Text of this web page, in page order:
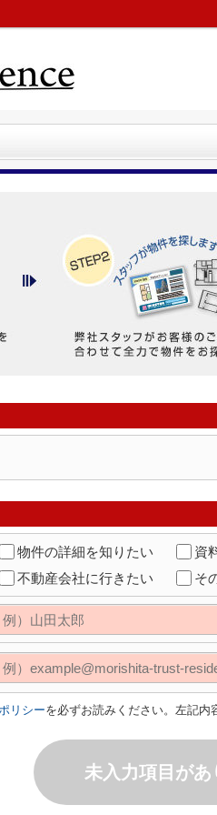
物件の詳細を知りたい 資
不動産会社に行きたい
そ
リシーを必ずお読みください。左記内
未入力項目があ